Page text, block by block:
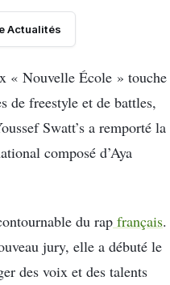
Actualités
« Nouvelle École » touche
de freestyle et de battles,
Swatt’s a remporté la
composé d’Aya
du rap français.
jury, elle a débuté le
des voix et des talents